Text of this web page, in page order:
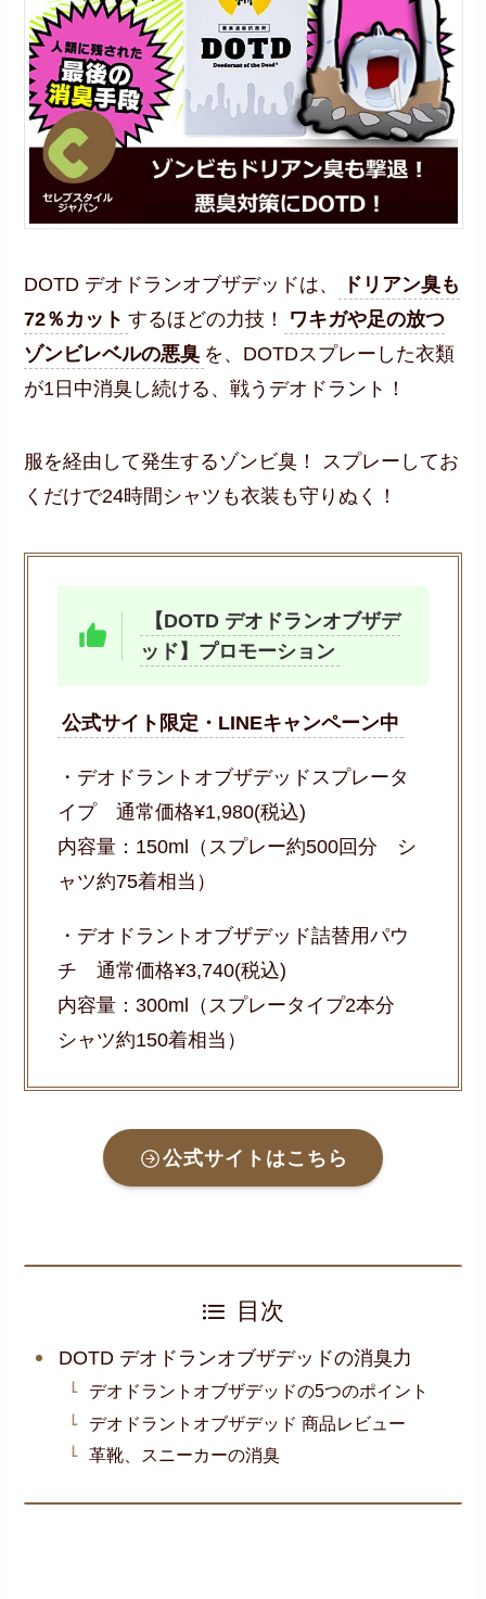
DOTD デオドランオブザデッドは、
ドリアン臭も
72％カット するほどの力技！
ワキガや足の放つ
ゾンビレベルの悪臭 を、DOTDスプレーした衣類
が1日中消臭し続ける、戦うデオドラント！
服を経由して発生するゾンビ臭！ スプレーしてお
くだけで24時間シャツも衣装も守りぬく！
【DOTD デオドランオブザデ
ッド】プロモーション
公式サイト限定・LINEキャンペーン中
・デオドラントオブザデッドスプレータ
イプ 通常価格¥1,980(税込)
内容量：150ml（スプレー約500回分 シ
ャツ約75着相当）
・デオドラントオブザデッド詰替用パウ
チ 通常価格¥3,740(税込)
内容量：300ml（スプレータイプ2本分
シャツ約150着相当）
公式サイトはこちら
目次
DOTD デオドランオブザデッドの消臭力
デオドラントオブザデッドの5つのポイント
デオドラントオブザデッド 商品レビュー
革靴、スニーカーの消臭